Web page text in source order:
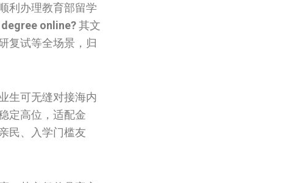
利办理教育部留学
online?其文
复试等全场景，归
生可无缝对接海内
定高位，适配金
民、入学门槛友